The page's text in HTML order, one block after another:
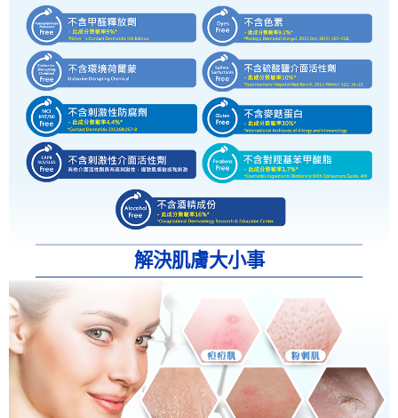
解決肌膚大小事